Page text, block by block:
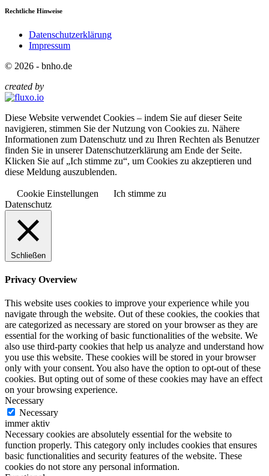
Rechtliche Hinweise
Datenschutzerklärung
Impressum
© 2026 - bnho.de
created by
Diese Website verwendet Cookies – indem Sie auf dieser Seite
navigieren, stimmen Sie der Nutzung von Cookies zu. Nähere
Informationen zum Datenschutz und zu Ihren Rechten als Benutzer
finden Sie in unserer Datenschutzerklärung am Ende der Seite.
Klicken Sie auf „Ich stimme zu“, um Cookies zu akzeptieren und
diese Meldung auszublenden.
Cookie Einstellungen
Ich stimme zu
Datenschutz
Schließen
Privacy Overview
This website uses cookies to improve your experience while you
navigate through the website. Out of these cookies, the cookies that
are categorized as necessary are stored on your browser as they are
essential for the working of basic functionalities of the website. We
also use third-party cookies that help us analyze and understand how
you use this website. These cookies will be stored in your browser
only with your consent. You also have the option to opt-out of these
cookies. But opting out of some of these cookies may have an effect
on your browsing experience.
Necessary
Necessary
immer aktiv
Necessary cookies are absolutely essential for the website to
function properly. This category only includes cookies that ensures
basic functionalities and security features of the website. These
cookies do not store any personal information.